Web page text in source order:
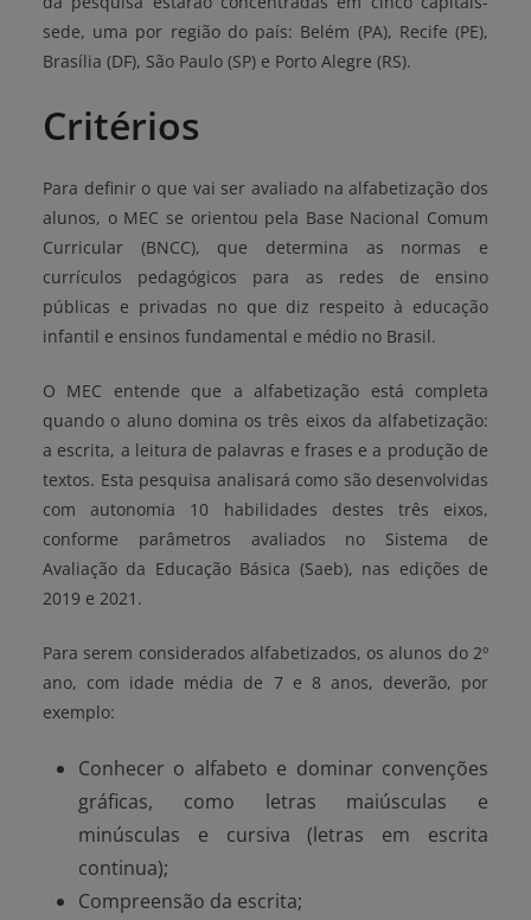
sede, uma por região do país: Belém (PA), Recife (PE),
Brasília (DF), São Paulo (SP) e Porto Alegre (RS).
Critérios
Para definir o que vai ser avaliado na alfabetização dos
alunos, o MEC se orientou pela Base Nacional Comum
Curricular (BNCC), que determina as normas e
currículos pedagógicos para as redes de ensino
públicas e privadas no que diz respeito à educação
infantil e ensinos fundamental e médio no Brasil.
O MEC entende que a alfabetização está completa
quando o aluno domina os três eixos da alfabetização:
a escrita, a leitura de palavras e frases e a produção de
textos. Esta pesquisa analisará como são desenvolvidas
com autonomia 10 habilidades destes três eixos,
conforme parâmetros avaliados no Sistema de
Avaliação da Educação Básica (Saeb), nas edições de
2019 e 2021.
Para serem considerados alfabetizados, os alunos do 2º
ano, com idade média de 7 e 8 anos, deverão, por
exemplo:
Conhecer o alfabeto e dominar convenções
gráficas, como letras maiúsculas e
minúsculas e cursiva (letras em escrita
continua);
Compreensão da escrita;